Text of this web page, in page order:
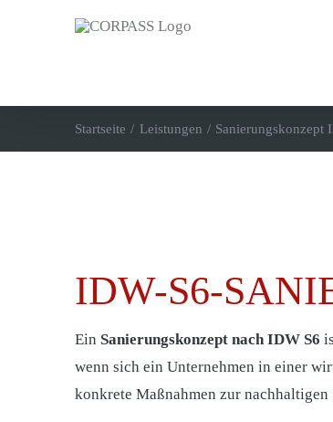
Startseite Leistungen Sanierungskonzept
IDW-S6-
Ein Sanierungskonzept nach IDW S6
wenn sich ein Unternehmen in einer
konkrete Maßnahmen zur